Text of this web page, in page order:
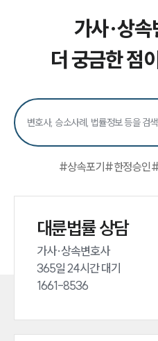
소
공
법
세
대륜법
대륜법률
가사·상
더 궁금한 점
#상속포기#한정승인
대륜법률 상담
가사·상속변호사
365일 24시간 대기
1661-8536